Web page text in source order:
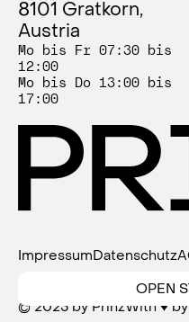
8101 Gratkorn,
Austria
Mo bis Fr 07:30 bis
12:00
Mo bis Do 13:00 bis
17:00
© 2025 by PrinzWith ♥
OPEN
ImpressumDatenschutz